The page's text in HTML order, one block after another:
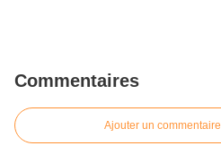
Commentaires
Ajouter un commentaire